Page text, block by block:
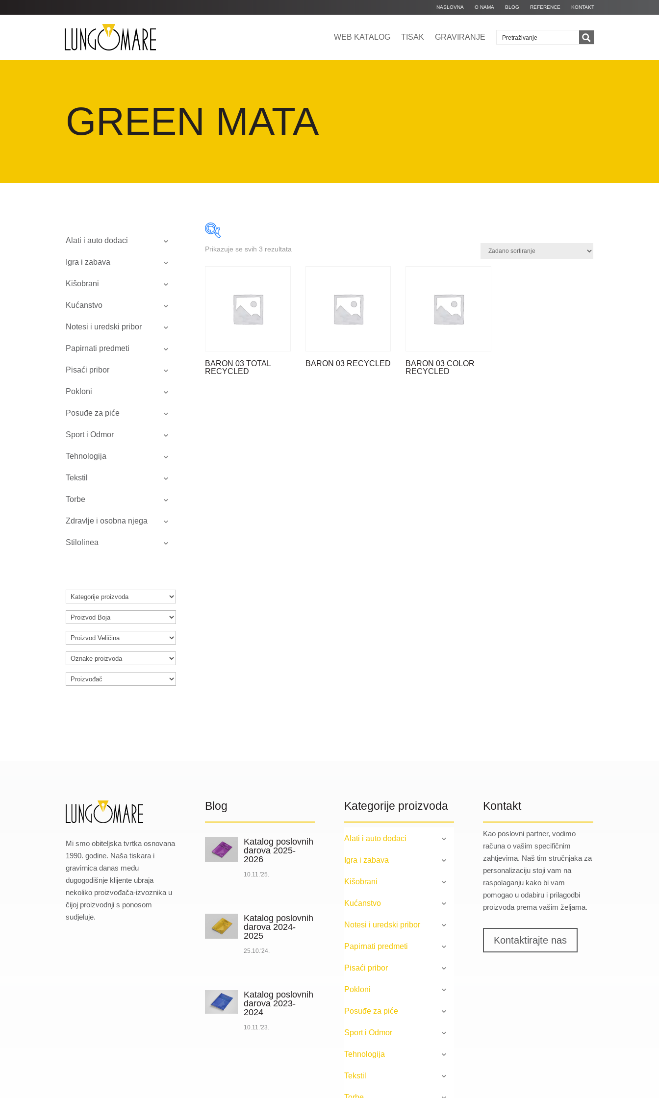
NASLOVNA O NAMA BLOG REFERENCE KONTAKT
WEB KATALOG TISAK GRAVIRANJE
GREEN MATA
Alati i auto dodaci
Igra i zabava
Kišobrani
Kućanstvo
Notesi i uredski pribor
Papirnati predmeti
Pisaći pribor
Pokloni
Posuđe za piće
Sport i Odmor
Tehnologija
Tekstil
Torbe
Zdravlje i osobna njega
Stilolinea
Prikazuje se svih 3 rezultata
BARON 03 TOTAL
RECYCLED
BARON 03 RECYCLED
BARON 03 COLOR
RECYCLED
Mi smo obiteljska tvrtka osnovana
1990. godine. Naša tiskara i
gravirnica danas među
dugogodišnje klijente ubraja
nekoliko proizvođača-izvoznika u
čijoj proizvodnji s ponosom
sudjeluje.
Blog
Katalog poslovnih
darova 2025-
2026
10.11.'25.
Katalog poslovnih
darova 2024-
2025
25.10.'24.
Katalog poslovnih
darova 2023-
2024
10.11.'23.
Kategorije proizvoda
Alati i auto dodaci
Igra i zabava
Kišobrani
Kućanstvo
Notesi i uredski pribor
Papirnati predmeti
Pisaći pribor
Pokloni
Posuđe za piće
Sport i Odmor
Tehnologija
Tekstil
Kontakt
Kao poslovni partner, vodimo
računa o vašim specifičnim
zahtjevima. Naš tim stručnjaka za
personalizaciju stoji vam na
raspolaganju kako bi vam
pomogao u odabiru i prilagodbi
proizvoda prema vašim željama.
Kontaktirajte nas